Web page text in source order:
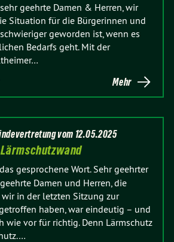
geehrte Damen & Herren, wir
Situation für die Bürgerinnen und
geworden ist, wenn es
Bedarfs geht. Mit der
Mehr
vom 12.05.2025
gesprochene Wort. Sehr geehrter
Damen und Herren, die
in der letzten Sitzung zur
haben, war eindeutig – und
wie vor für richtig. Denn Lärmschutz